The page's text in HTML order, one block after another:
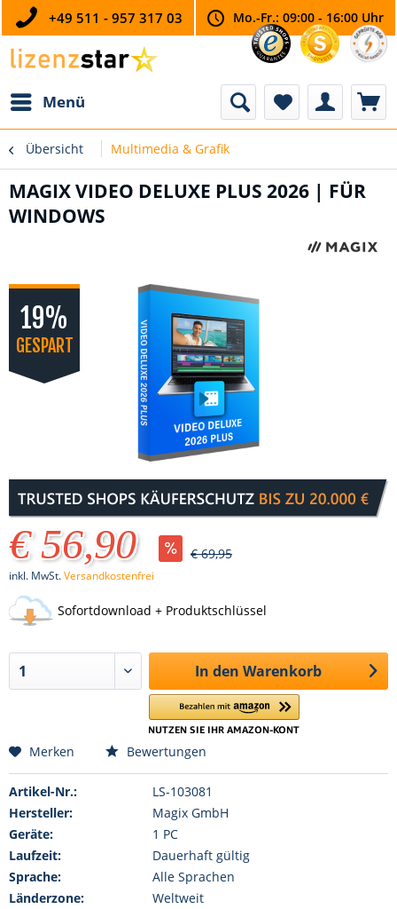
+49 511 - 957 317 03 Mo.-Fr.: 09:00 - 16:00 Uhr
Menü
Übersicht Multimedia & Grafik
MAGIX VIDEO DELUXE PLUS 2026 | FÜR
WINDOWS
19%
GESPART
€ 56,90 € 69,95
inkl. MwSt.Versandkostenfrei
Sofortdownload + Produktschlüssel
In den Warenkorb
Merken Bewertungen
Artikel-Nr.:
LS-103081
Hersteller:
Magix GmbH
Geräte:
1 PC
Laufzeit:
Dauerhaft gültig
Sprache:
Alle Sprachen
Länderzone:
Weltweit